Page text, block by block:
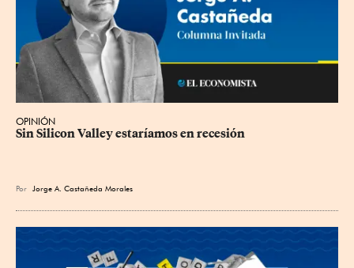
OPINIÓN
Sin Silicon Valley estaríamos en recesión
Por Jorge A. Castañeda Morales